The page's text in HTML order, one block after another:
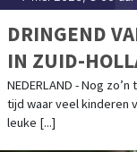
DRINGEND
IN ZUID-
NEDERLAND - Nog
tijd waar veel kinderen
leuke [...]